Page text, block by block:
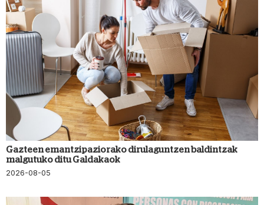
Gazteen emantzipaziorako dirulaguntzen baldintzak
malgutuko ditu Galdakaok
2026-08-05